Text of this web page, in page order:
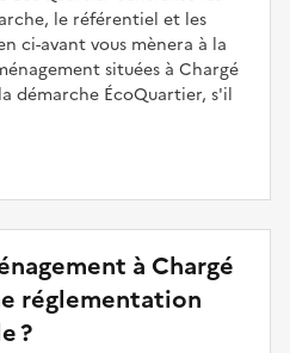
le référentiel et les
ci-avant vous mènera à la
situées à Chargé
démarche ÉcoQuartier, s'il
à Chargé
réglementation
?